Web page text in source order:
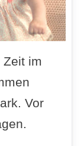
im
Vor